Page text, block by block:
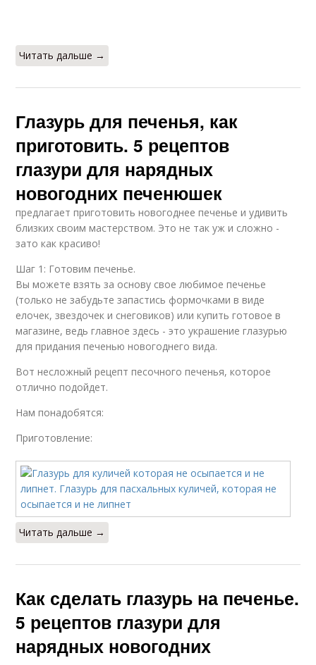
Глазурь на имбирное
Глазурь в домашних
условиях
Сахарная мастика
Глазури для
пасхальных куличей
Глазурь для торта
глазури
Глазурь к новому году
Глазурь из сахарной
пудры
Универсальная
глазурь
Читать дальше →
Глазурь для печенья, как
приготовить. 5 рецептов
глазури для нарядных
новогодних печенюшек
предлагает приготовить новогоднее печенье и удивить
близких своим мастерством. Это не так уж и сложно -
зато как красиво!
Шаг 1: Готовим печенье.
Вы можете взять за основу свое любимое печенье
(только не забудьте запастись формочками в виде
елочек, звездочек и снеговиков) или купить готовое в
магазине, ведь главное здесь - это украшение глазурью
для придания печенью новогоднего вида.
Вот несложный рецепт песочного печенья, которое
отлично подойдет.
Нам понадобятся:
Приготовление:
Читать дальше →
Как сделать глазурь на печенье.
5 рецептов глазури для
нарядных новогодних